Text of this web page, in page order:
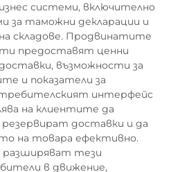
системи, включително
за таможни декларации и
складове. Продвинатите
предоставят ценни
възможности за
и показатели за
интерфейс
на клиентите да
доставки и да
на товара ефективно.
разширяват тези
в движение,